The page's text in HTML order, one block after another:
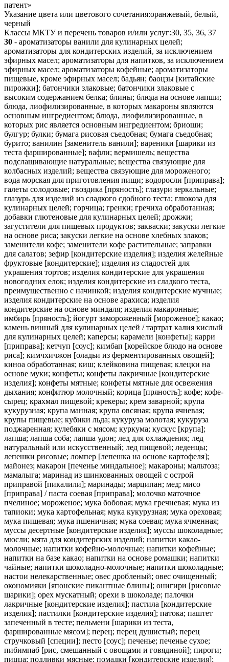
патент»
Указание цвета или цветового сочетания:оранжевый, белый,
черный
Классы МКТУ и перечень товаров и/или услуг:30, 35, 36, 37
30 - ароматизаторы ванили для кулинарных целей;
ароматизаторы для кондитерских изделий, за исключением
эфирных масел; ароматизаторы для напитков, за исключением
эфирных масел; ароматизаторы кофейные; ароматизаторы
пищевые, кроме эфирных масел; бадьян; баоцзы [китайские
пирожки]; батончики злаковые; батончики злаковые с
высоким содержанием белка; блины; блюда на основе лапши;
блюда, лиофилизированные, в которых макароны являются
основным ингредиентом; блюда, лиофилизированные, в
которых рис является основным ингредиентом; бриоши;
булгур; булки; бумага рисовая съедобная; бумага съедобная;
бурито; ванилин [заменитель ванили]; вареники [шарики из
теста фаршированные]; вафли; вермишель; вещества
подслащивающие натуральные; вещества связующие для
колбасных изделий; вещества связующие для мороженого;
вода морская для приготовления пищи; водоросли [приправа];
галеты солодовые; гвоздика [пряность]; глазури зеркальные;
глазурь для изделий из сладкого сдобного теста; глюкоза для
кулинарных целей; горчица; гренки; гречиха обработанная;
добавки глютеновые для кулинарных целей; дрожжи;
загустители для пищевых продуктов; закваски; закуски легкие
на основе риса; закуски легкие на основе хлебных злаков;
заменители кофе; заменители кофе растительные; заправки
для салатов; зефир [кондитерские изделия]; изделия желейные
фруктовые [кондитерские]; изделия из сладостей для
украшения тортов; изделия кондитерские для украшения
новогодних елок; изделия кондитерские из сладкого теста,
преимущественно с начинкой; изделия кондитерские мучные;
изделия кондитерские на основе арахиса; изделия
кондитерские на основе миндаля; изделия макаронные;
имбирь [пряность]; йогурт замороженный [мороженое]; какао;
камень винный для кулинарных целей / тартрат калия кислый
для кулинарных целей; каперсы; карамели [конфеты]; карри
[приправа]; кетчуп [соус]; кимбап [корейское блюдо на основе
риса]; кимчхичжон [оладьи из ферментированных овощей];
киноа обработанная; киш; клейковина пищевая; клецки на
основе муки; конфеты; конфеты лакричные [кондитерские
изделия]; конфеты мятные; конфеты мятные для освежения
дыхания; конфитюр молочный; корица [пряность]; кофе; кофе-
сырец; крахмал пищевой; крекеры; крем заварной; крупа
кукурузная; крупа манная; крупа овсяная; крупа ячневая;
крупы пищевые; кубики льда; кукуруза молотая; кукуруза
поджаренная; кулебяки с мясом; куркума; кускус [крупа];
лапша; лапша соба; лапша удон; лед для охлаждения; лед
натуральный или искусственный; лед пищевой; леденцы;
лепешки рисовые; ломпер [лепешка на основе картофеля];
майонез; макарон [печенье миндальное]; макароны; мальтоза;
мамалыга; маринад из шинкованных овощей с острой
приправой [пикалили]; маринады; марципан; мед; мисо
[приправа] / паста соевая [приправа]; молочко маточное
пчелиное; мороженое; мука бобовая; мука гречневая; мука из
тапиоки; мука картофельная; мука кукурузная; мука ореховая;
мука пищевая; мука пшеничная; мука соевая; мука ячменная;
муссы десертные [кондитерские изделия]; муссы шоколадные;
мюсли; мята для кондитерских изделий; напитки какао-
молочные; напитки кофейно-молочные; напитки кофейные;
напитки на базе какао; напитки на основе ромашки; напитки
чайные; напитки шоколадно-молочные; напитки шоколадные;
настои нелекарственные; овес дробленый; овес очищенный;
окономияки [японские пикантные блины]; онигири [рисовые
шарики]; орех мускатный; орехи в шоколаде; палочки
лакричные [кондитерские изделия]; пастила [кондитерские
изделия]; пастилки [кондитерские изделия]; патока; паштет
запеченный в тесте; пельмени [шарики из теста,
фаршированные мясом]; перец; перец душистый; перец
стручковый [специи]; песто [соус]; печенье; печенье сухое;
пибимпаб [рис, смешанный с овощами и говядиной]; пироги;
пицца; подливки мясные; помадки [кондитерские изделия];